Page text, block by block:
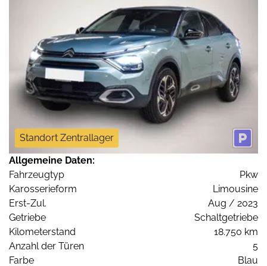
Standort Zentrallager
Allgemeine Daten:
Fahrzeugtyp
Pkw
Karosserieform
Limousine
Erst-Zul.
Aug / 2023
Getriebe
Schaltgetriebe
Kilometerstand
18.750 km
Anzahl der Türen
5
Farbe
Blau